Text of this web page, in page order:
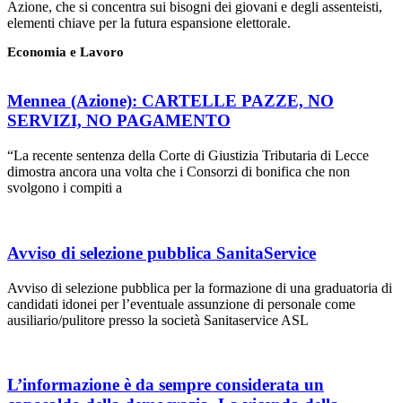
Azione, che si concentra sui bisogni dei giovani e degli assenteisti,
elementi chiave per la futura espansione elettorale.
Economia e Lavoro
Mennea (Azione): CARTELLE PAZZE, NO
SERVIZI, NO PAGAMENTO
“La recente sentenza della Corte di Giustizia Tributaria di Lecce
dimostra ancora una volta che i Consorzi di bonifica che non
svolgono i compiti a
Avviso di selezione pubblica SanitaService
Avviso di selezione pubblica per la formazione di una graduatoria di
candidati idonei per l’eventuale assunzione di personale come
ausiliario/pulitore presso la società Sanitaservice ASL
L’informazione è da sempre considerata un